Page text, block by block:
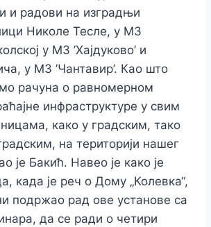
и радови на изградњи
Николе Тесле, у МЗ
у МЗ ’Хајдуково’ и
у МЗ ’Чантавир’. Као што
рачуна о равномерном
инфраструктуре у свим
како у градским, тако
на територији нашег
је Бакић. Навео је како је
када је реч о Дому „Колевка“,
подржао рад ове установе са
да се ради о четири